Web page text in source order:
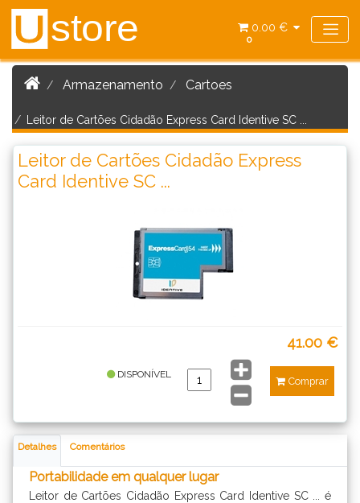
Ustore 0.00 €
0
Armazenamento Cartoes
Leitor de Cartões Cidadão Express Card Identive SC ...
Leitor de Cartões Cidadão Express
Card Identive SC ...
41.00 €
Comprar
DISPONÍVEL
Detalhes Comentários
Portabilidade em qualquer lugar
Leitor de Cartões Cidadão Express Card Identive SC ... é